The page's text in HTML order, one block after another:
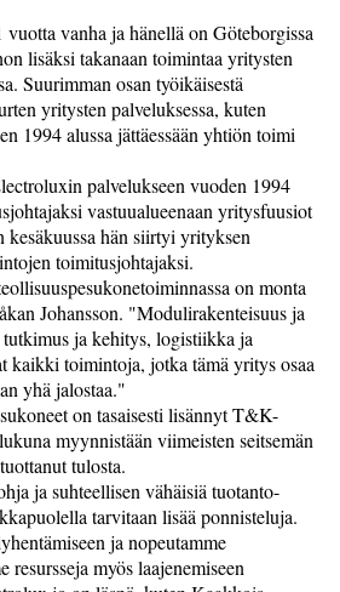
vuotta vanha ja hänellä on Göteborgissa
lisäksi takanaan toimintaa yritysten
Suurimman osan työikäisestä
yritysten palveluksessa, kuten
1994 alussa jättäessään yhtiön toimi
palvelukseen vuoden 1994
vastuualueenaan yritysfuusiot
kesäkuussa hän siirtyi yrityksen
toimitusjohtajaksi.
on monta
Johansson. "Modulirakenteisuus ja
ja kehitys, logistiikka ja
kaikki toimintoja, jotka tämä yritys osaa
yhä jalostaa."
on tasaisesti lisännyt T&K-
myynnistään viimeisten seitsemän
tulosta.
ja suhteellisen vähäisiä tuotanto-
tarvitaan lisää ponnisteluja.
ja nopeutamme
myös laajenemiseen